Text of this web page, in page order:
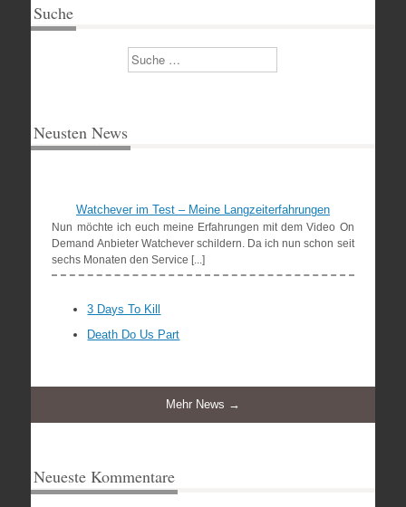
Suche
Suchen
Neusten News
Watchever im Test – Meine Langzeiterfahrungen
Nun möchte ich euch meine Erfahrungen mit dem Video On
Demand Anbieter Watchever schildern. Da ich nun schon seit
sechs Monaten den Service [...]
3 Days To Kill
Death Do Us Part
Mehr News →
Neueste Kommentare